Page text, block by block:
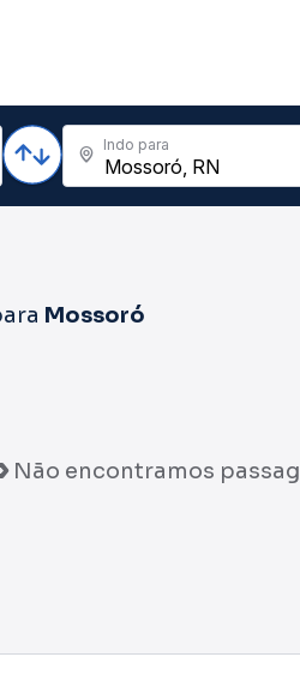
Indo para
Mossoró
Não encontramos